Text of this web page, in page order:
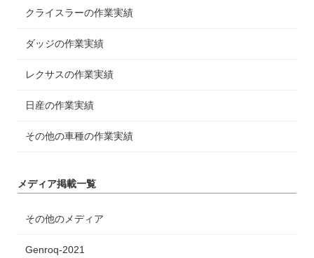
クライスラーの作業実績
ダッジの作業実績
レクサスの作業実績
日産の作業実績
その他の車種の作業実績
メディア掲載一覧
その他のメディア
Genroq-2021